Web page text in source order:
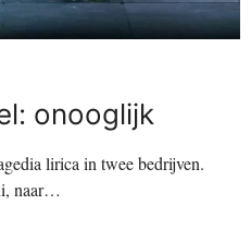
onooglijk
lirica in twee bedrijven.
naar…